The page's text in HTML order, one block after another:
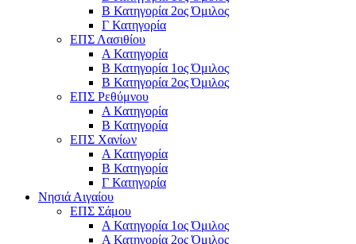
Β Κατηγορία 2ος Όμιλος
Γ Κατηγορία
ΕΠΣ Λασιθίου
Α Κατηγορία
Β Κατηγορία 1ος Όμιλος
Β Κατηγορία 2ος Όμιλος
ΕΠΣ Ρεθύμνου
Α Κατηγορία
Β Κατηγορία
ΕΠΣ Χανίων
Α Κατηγορία
Β Κατηγορία
Γ Κατηγορία
Νησιά Αιγαίου
ΕΠΣ Σάμου
Α Κατηγορία 1ος Όμιλος
Α Κατηγορία 2ος Όμιλος